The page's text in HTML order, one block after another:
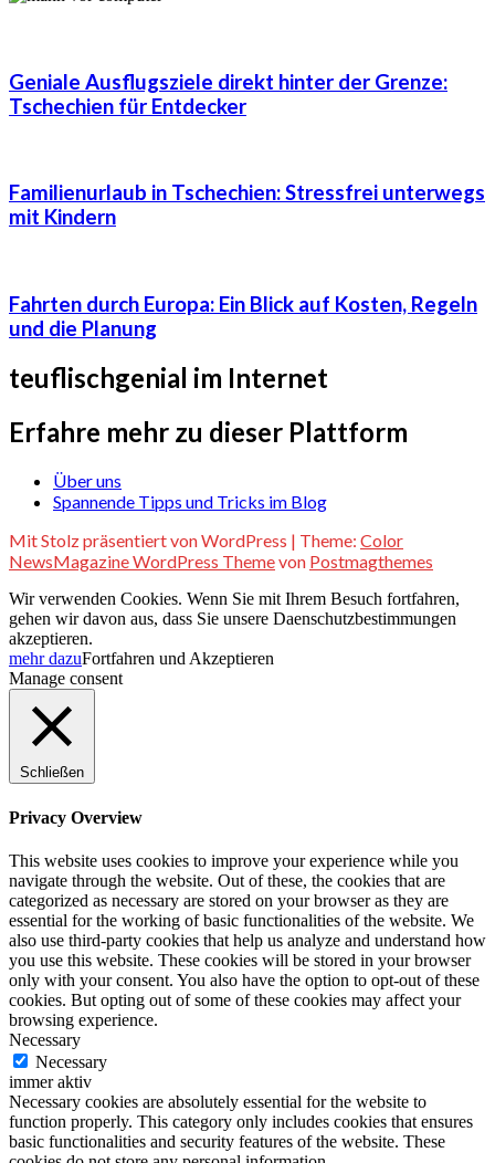
Geniale Ausflugsziele direkt hinter der Grenze:
Tschechien für Entdecker
Familienurlaub in Tschechien: Stressfrei unterwegs
mit Kindern
Fahrten durch Europa: Ein Blick auf Kosten, Regeln
und die Planung
teuflischgenial im Internet
Erfahre mehr zu dieser Plattform
Über uns
Spannende Tipps und Tricks im Blog
Mit Stolz präsentiert von WordPress | Theme: Color
NewsMagazine WordPress Themevon Postmagthemes
Wir verwenden Cookies. Wenn Sie mit Ihrem Besuch fortfahren,
gehen wir davon aus, dass Sie unsere Daenschutzbestimmungen
akzeptieren.
mehr dazuFortfahren und Akzeptieren
Manage consent
Schließen
Privacy Overview
This website uses cookies to improve your experience while you
navigate through the website. Out of these, the cookies that are
categorized as necessary are stored on your browser as they are
essential for the working of basic functionalities of the website. We
also use third-party cookies that help us analyze and understand how
you use this website. These cookies will be stored in your browser
only with your consent. You also have the option to opt-out of these
cookies. But opting out of some of these cookies may affect your
browsing experience.
Necessary
Necessary
immer aktiv
Necessary cookies are absolutely essential for the website to
function properly. This category only includes cookies that ensures
basic functionalities and security features of the website. These